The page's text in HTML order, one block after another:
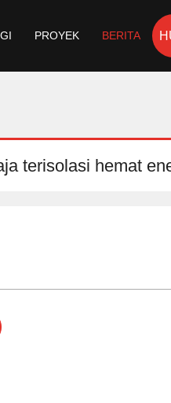
PROYEK BERITA
terisolasi hemat